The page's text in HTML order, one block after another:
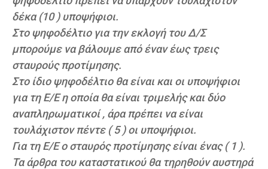
δέκα (10 ) υποψήφιοι.
Στο ψηφοδέλτιο για την εκλογή του Δ/Σ
μπορούμε να βάλουμε από έναν έως τρεις
σταυρούς προτίμησης.
Στο ίδιο ψηφοδέλτιο θα είναι και οι υποψήφιοι
για τη Ε/Ε η οποία θα είναι τριμελής και δύο
αναπληρωματικοί , άρα πρέπει να είναι
τουλάχιστον πέντε ( 5 ) οι υποψήφιοι.
Για τη Ε/Ε ο σταυρός προτίμησης είναι ένας ( 1 ).
Τα άρθρα του καταστατικού θα τηρηθούν αυστηρά